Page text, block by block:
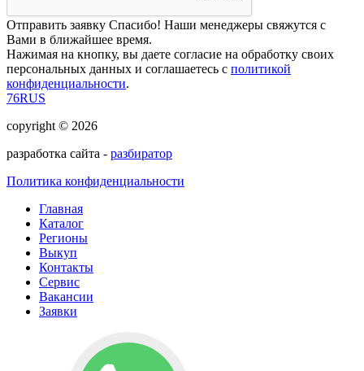
Отправить заявку Спасибо! Наши менеджеры свяжутся с
Вами в ближайшее время.
Нажимая на кнопку, вы даете согласие на обработку своих
персональных данных и соглашаетесь с политикой
конфиденциальности.
76RUS
copyright © 2026
разработка сайта - разбиратор
Политика конфиденциальности
Главная
Каталог
Регионы
Выкуп
Контакты
Сервис
Вакансии
Заявки